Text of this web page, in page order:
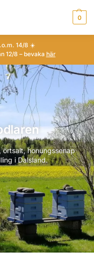
0
14/8 ☀️
12/8 – bevaka här
honungssenap
i Dalsland.